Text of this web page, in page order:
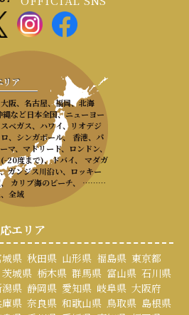
リア
阪、名古屋、福岡、北海
縄など日本全国、ニューヨー
ベガス、ハワイ、リオデジ
、シンガポール、 香港、パ
マ、マドリード、ロンドン、
20度まで)、ドバイ、 マダガ
ガンジス川沿い、ロッキー
、 カリブ海のビーチ、 ………
全域
エリア
県 秋田県 山形県 福島県 東京都
茨城県 栃木県 群馬県 富山県 石川県
県 静岡県 愛知県 岐阜県 大阪府
県 奈良県 和歌山県 鳥取県 島根県